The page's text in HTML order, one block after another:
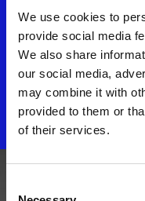
We use cookies to
provide social media
We also share
our social media,
may combine it with
provided to them or
of their services.
August 7, 2025